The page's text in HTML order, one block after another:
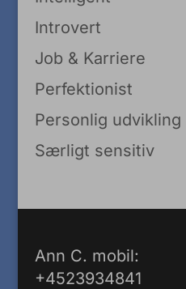
Introvert
Job & Karriere
Perfektionist
Personlig udvikling
Særligt sensitiv
Ann C. mobil:
+4523934841